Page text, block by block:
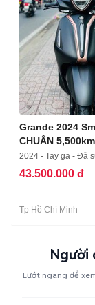
Grande 2024
CHUẨN
GÓP
2024 - Tay ga - Đã
43.500.000 đ
Tp Hồ Chí Minh
Người
Lướt ngang để